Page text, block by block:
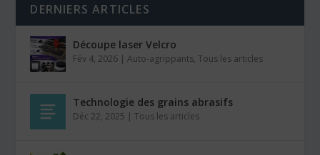
DERNIERS ARTICLES
Découpe laser Velcro
Fév 4, 2026 |Auto-agrippants,Tous les articles
Technologie des grains abrasifs
Déc 22, 2025 |Tous les articles